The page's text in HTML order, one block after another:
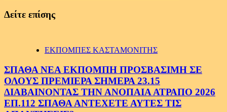
Δείτε επίσης
ΕΚΠΟΜΠΕΣ ΚΑΣΤΑΜΟΝΙΤΗΣ
ΣΠΑΘΑ ΝΕΑ ΕΚΠΟΜΠΗ ΠΡΟΣΒΑΣΙΜΗ ΣΕ
ΟΛΟΥΣ ΠΡΕΜΙΕΡΑ ΣΗΜΕΡΑ 23.15
ΔΙΑΒΑΙΝΟΝΤΑΣ ΤΗΝ ΑΝΟΠΑΙΑ ΑΤΡΑΠΟ 2026
ΕΠ.112 ΣΠΑΘΑ ΑΝΤΕΧΕΤΕ ΑΥΤΕΣ ΤΙΣ